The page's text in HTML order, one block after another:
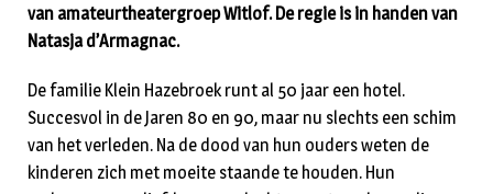
van amateurtheatergroep Witlof. De regie is in handen van
Natasja d’Armagnac.
De familie Klein Hazebroek runt al 50 jaar een hotel.
Succesvol in de Jaren 80 en 90, maar nu slechts een schim
van het verleden. Na de dood van hun ouders weten de
kinderen zich met moeite staande te houden. Hun